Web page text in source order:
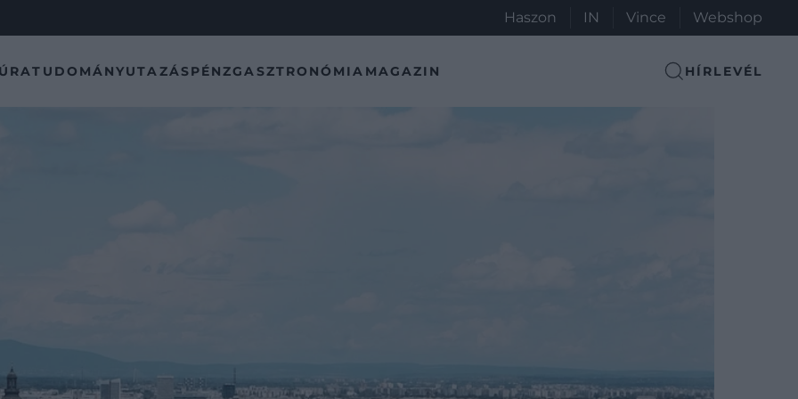
Haszon IN Vince Webshop
TUDOMÁNYUTAZÁSPÉNZGASZTRONÓMIA MAGAZIN HÍRLEVÉL